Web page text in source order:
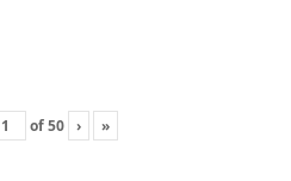
of50 › »